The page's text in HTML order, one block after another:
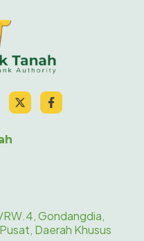
RW.4, Gondangdia,
Daerah Khusus